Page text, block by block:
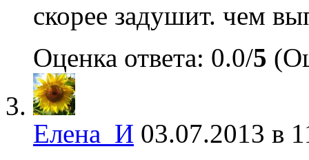
скорее задушит. чем
Оценка ответа: 0.0/5
Елена_И 03.07.2013 в